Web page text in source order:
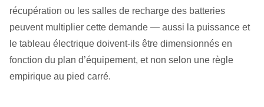
récupération ou les salles de recharge des batteries
peuvent multiplier cette demande — aussi la puissance et
le tableau électrique doivent-ils être dimensionnés en
fonction du plan d’équipement, et non selon une règle
empirique au pied carré.